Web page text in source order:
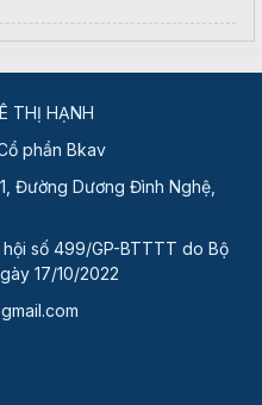
THỊ HẠNH
phần Bkav
Đường Dương Đình Nghệ,
số 499/GP-BTTTT do Bộ
17/10/2022